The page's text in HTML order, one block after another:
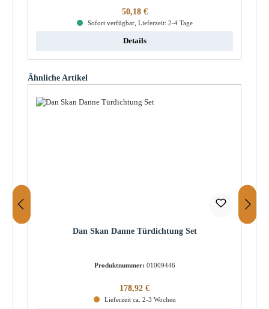
Regulärer Preis:
50,18 €
Sofort verfügbar, Lieferzeit: 2-4 Tage
Details
Produktgalerie überspringen
Ähnliche Artikel
Dan Skan Danne Türdichtung Set
Produktnummer: 01009446
Regulärer Preis:
178,92 €
Lieferzeit ca. 2-3 Wochen